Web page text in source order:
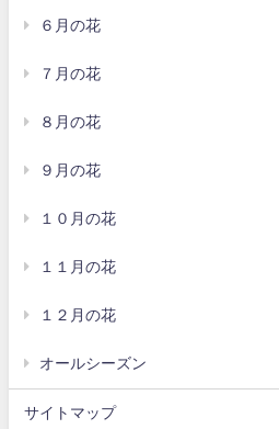
６月の花
７月の花
８月の花
９月の花
１０月の花
１１月の花
１２月の花
オールシーズン
サイトマップ